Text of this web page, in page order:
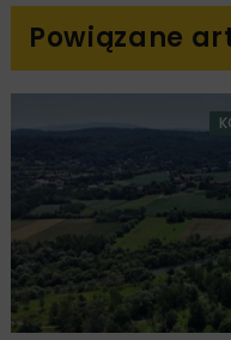
Powiązane